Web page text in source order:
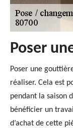
Poser
Poser une
réaliser. Cela est
pendant la saison
bénéficier un
d’achat de cette